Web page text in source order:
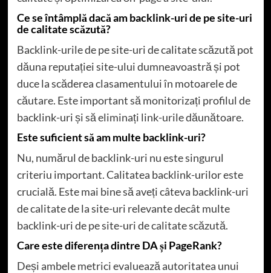
Ce se întâmplă dacă am backlink-uri de pe site-uri
de calitate scăzută?
Backlink-urile de pe site-uri de calitate scăzută pot
dăuna reputației site-ului dumneavoastră și pot
duce la scăderea clasamentului în motoarele de
căutare. Este important să monitorizați profilul de
backlink-uri și să eliminați link-urile dăunătoare.
Este suficient să am multe backlink-uri?
Nu, numărul de backlink-uri nu este singurul
criteriu important. Calitatea backlink-urilor este
crucială. Este mai bine să aveți câteva backlink-uri
de calitate de la site-uri relevante decât multe
backlink-uri de pe site-uri de calitate scăzută.
Care este diferența dintre DA și PageRank?
Deși ambele metrici evaluează autoritatea unui